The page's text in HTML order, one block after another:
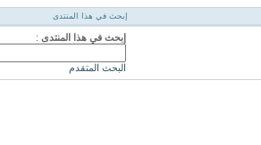
إبحث في هذا المنتدى
إبحث في هذا المنتدى :
البحث المتقدم